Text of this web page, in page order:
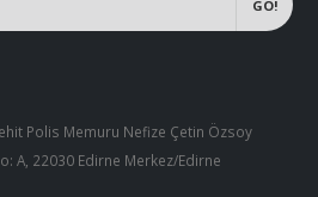
Polis Memuru Nefize Çetin Özsoy
A, 22030 Edirne Merkez/Edirne